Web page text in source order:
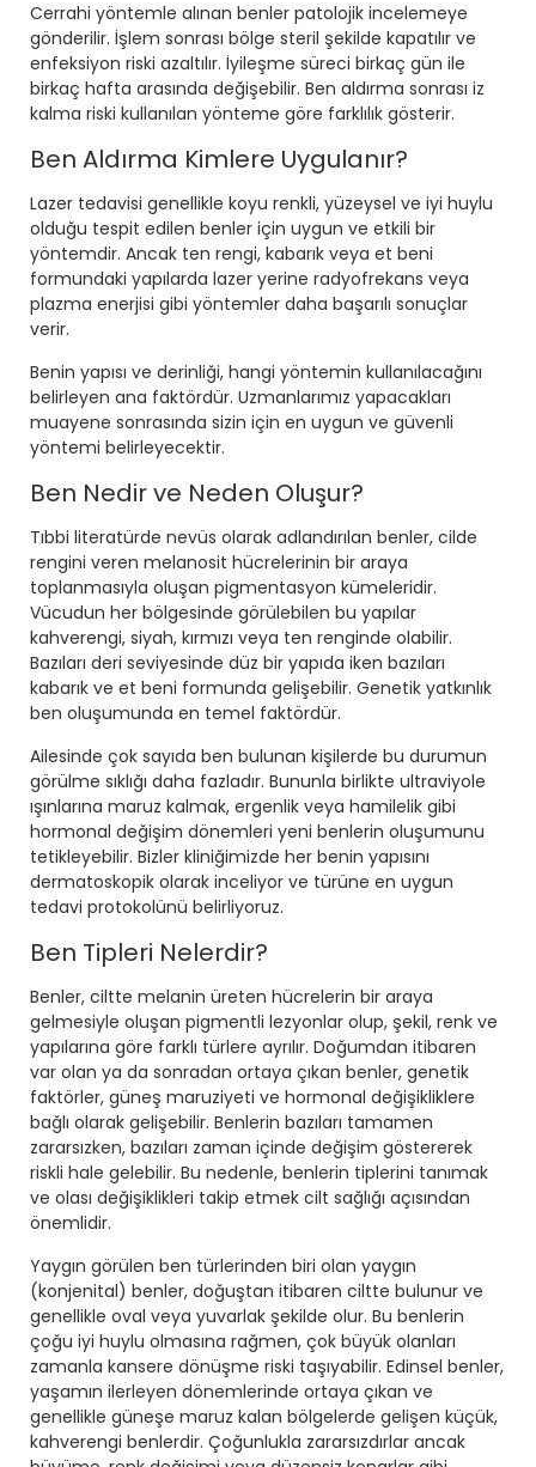
Cerrahi yöntemle alınan benler patolojik incelemeye
gönderilir. İşlem sonrası bölge steril şekilde kapatılır ve
enfeksiyon riski azaltılır. İyileşme süreci birkaç gün ile
birkaç hafta arasında değişebilir. Ben aldırma sonrası iz
kalma riski kullanılan yönteme göre farklılık gösterir.
Ben Aldırma Kimlere Uygulanır?
Lazer tedavisi genellikle koyu renkli, yüzeysel ve iyi huylu
olduğu tespit edilen benler için uygun ve etkili bir
yöntemdir. Ancak ten rengi, kabarık veya et beni
formundaki yapılarda lazer yerine radyofrekans veya
plazma enerjisi gibi yöntemler daha başarılı sonuçlar
verir.
Benin yapısı ve derinliği, hangi yöntemin kullanılacağını
belirleyen ana faktördür. Uzmanlarımız yapacakları
muayene sonrasında sizin için en uygun ve güvenli
yöntemi belirleyecektir.
Ben Nedir ve Neden Oluşur?
Tıbbi literatürde nevüs olarak adlandırılan benler, cilde
rengini veren melanosit hücrelerinin bir araya
toplanmasıyla oluşan pigmentasyon kümeleridir.
Vücudun her bölgesinde görülebilen bu yapılar
kahverengi, siyah, kırmızı veya ten renginde olabilir.
Bazıları deri seviyesinde düz bir yapıda iken bazıları
kabarık ve et beni formunda gelişebilir. Genetik yatkınlık
ben oluşumunda en temel faktördür.
Ailesinde çok sayıda ben bulunan kişilerde bu durumun
görülme sıklığı daha fazladır. Bununla birlikte ultraviyole
ışınlarına maruz kalmak, ergenlik veya hamilelik gibi
hormonal değişim dönemleri yeni benlerin oluşumunu
tetikleyebilir. Bizler kliniğimizde her benin yapısını
dermatoskopik olarak inceliyor ve türüne en uygun
tedavi protokolünü belirliyoruz.
Ben Tipleri Nelerdir?
Benler, ciltte melanin üreten hücrelerin bir araya
gelmesiyle oluşan pigmentli lezyonlar olup, şekil, renk ve
yapılarına göre farklı türlere ayrılır. Doğumdan itibaren
var olan ya da sonradan ortaya çıkan benler, genetik
faktörler, güneş maruziyeti ve hormonal değişikliklere
bağlı olarak gelişebilir. Benlerin bazıları tamamen
zararsızken, bazıları zaman içinde değişim göstererek
riskli hale gelebilir. Bu nedenle, benlerin tiplerini tanımak
ve olası değişiklikleri takip etmek cilt sağlığı açısından
önemlidir.
Yaygın görülen ben türlerinden biri olan yaygın
(konjenital) benler, doğuştan itibaren ciltte bulunur ve
genellikle oval veya yuvarlak şekilde olur. Bu benlerin
çoğu iyi huylu olmasına rağmen, çok büyük olanları
zamanla kansere dönüşme riski taşıyabilir. Edinsel benler,
yaşamın ilerleyen dönemlerinde ortaya çıkan ve
genellikle güneşe maruz kalan bölgelerde gelişen küçük,
kahverengi benlerdir. Çoğunlukla zararsızdırlar ancak